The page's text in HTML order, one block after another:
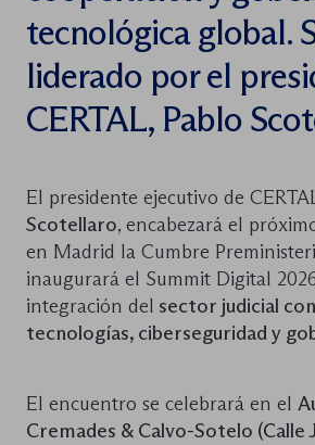
tecnológica global.
liderado por el
CERTAL, Pablo
El presidente ejecutivo de
Scotellaro, encabezará el
en Madrid la Cumbre
inaugurará el Summit Digital
integración del sector judicial
tecnologías, ciberseguridad y
El encuentro se celebrará en el
Cremades & Calvo-Sotelo (Calle